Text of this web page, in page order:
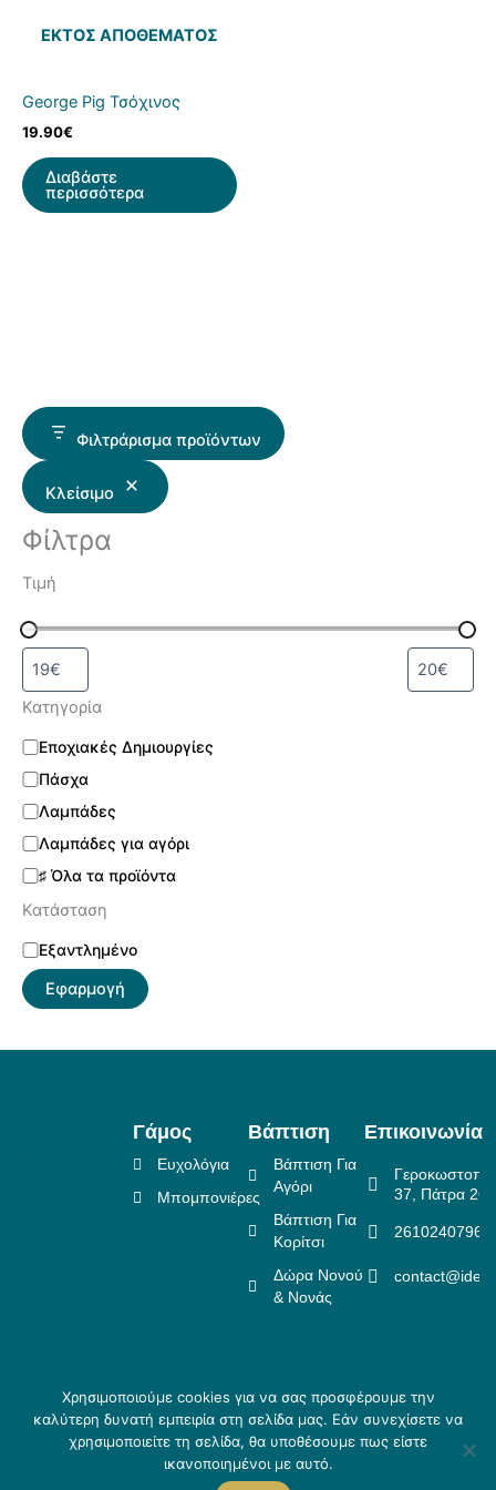
Φιλτράρισμα προϊόντων
Κλείσιμο
Φίλτρα
Τιμή
Κατηγορία
Εποχιακές Δημιουργίες
Πάσχα
Λαμπάδες
Λαμπάδες για αγόρι
♯ Όλα τα προϊόντα
Κατάσταση
Εξαντλημένο
Εφαρμογή
ΕΚΤΌΣ ΑΠΟΘΈΜΑΤΟΣ
George Pig Τσόχινος
19.90€
Διαβάστε
περισσότερα
Γάμος
Ευχολόγια
Μπομπονιέρες
Βάπτιση
Βάπτιση Για
Αγόρι
Βάπτιση Για
Κορίτσι
Δώρα Νονού
& Νονάς
Επικοινωνία
37, Πάτρα
2610240796
Copyright ©
2026 Idea
Crafted
by
Πολιτική Επιστροφών
Πολιτική Απορρήτου
Τρόποι αποστολής & Τρόποι
Χρησιμοποιούμε cookies για να σας προσφέρουμε την
καλύτερη δυνατή εμπειρία στη σελίδα μας. Εάν συνεχίσετε να
χρησιμοποιείτε τη σελίδα, θα υποθέσουμε πως είστε
ικανοποιημένοι με αυτό.